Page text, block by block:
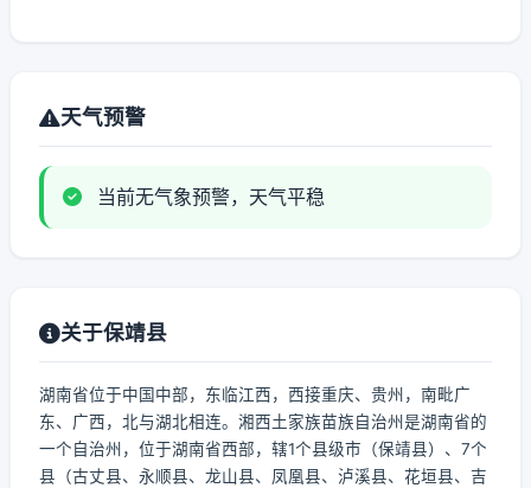
天气预警
当前无气象预警，天气平稳
关于保靖县
湖南省位于中国中部，东临江西，西接重庆、贵州，南毗广
东、广西，北与湖北相连。湘西土家族苗族自治州是湖南省的
一个自治州，位于湖南省西部，辖1个县级市（保靖县）、7个
县（古丈县、永顺县、龙山县、凤凰县、泸溪县、花垣县、吉